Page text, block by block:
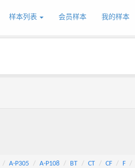
样本列表 会员样本 我的样本
A-P305 A-P108 BT CT CF F